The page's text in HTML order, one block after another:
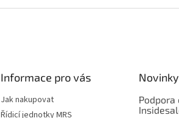
Informace pro vás
Jak nakupovat
Řídicí jednotky MRS
Novinky
Podpora